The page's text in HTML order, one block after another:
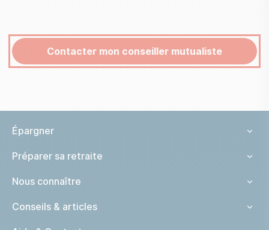
Contacter mon conseiller mutualiste
Épargner
Préparer sa retraite
Nous connaître
Conseils & articles